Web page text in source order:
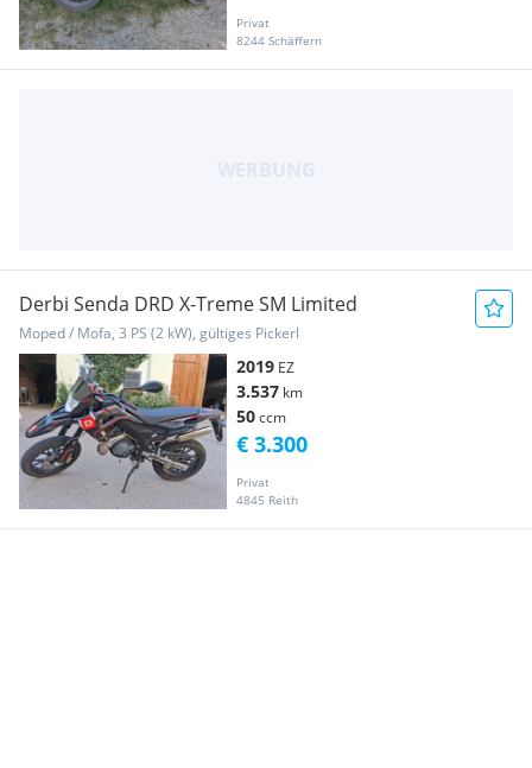
Privat
8244 Schäffern
Derbi Senda DRD X-Treme SM Limited
Moped / Mofa, 3 PS (2 kW), gültiges Pickerl
2019 EZ
3.537 km
50ccm
Privat
4845 Reith
€ 3.300